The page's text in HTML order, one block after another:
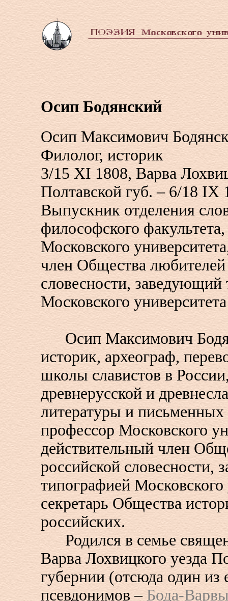
Осип Бодянский
Осип Максимович
Филолог, историк
3/15 XI 1808, Варва
Полтавской губ. – 6/18 IX
Выпускник отделения
философского
Московского
член Общества любителей
словесности, заведующий
Московского университета
Осип Максимович
историк, археограф,
школы славистов в
древнерусской и
литературы и письменных
профессор Московского
действительный член
российской словесности,
типографией Московского
секретарь Общества
российских.
Родился в семье
Варва Лохвицкого уезда
губернии (отсюда один из
псевдонимов – Бода-